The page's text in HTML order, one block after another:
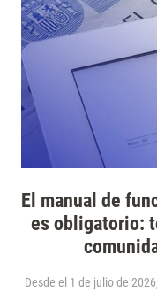
El manual de
es obligatorio:
Desde el 1 de julio de